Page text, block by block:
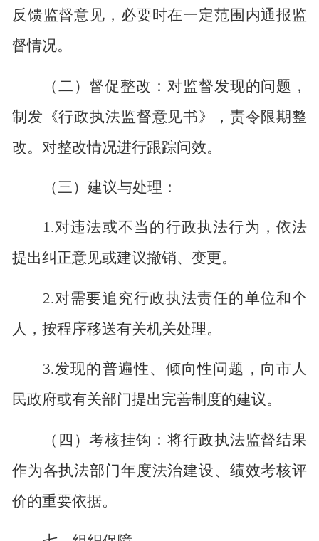
反馈监督意见，必要时在一定范围内通报监
督情况。
（二）督促整改：对监督发现的问题，
制发《行政执法监督意见书》，责令限期整
改。对整改情况进行跟踪问效。
（三）建议与处理：
1.对违法或不当的行政执法行为，依法
提出纠正意见或建议撤销、变更。
2.对需要追究行政执法责任的单位和个
人，按程序移送有关机关处理。
3.发现的普遍性、倾向性问题，向市人
民政府或有关部门提出完善制度的建议。
（四）考核挂钩：将行政执法监督结果
作为各执法部门年度法治建设、绩效考核评
价的重要依据。